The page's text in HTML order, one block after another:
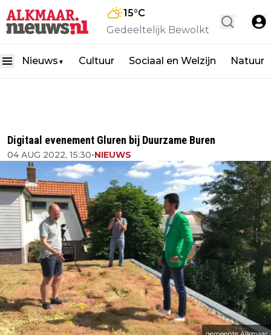
15°C
Gedeeltelijk Bewolkt
Nieuws ▼ Cultuur Sociaal en Welzijn Natuur
Digitaal evenement Gluren bij Duurzame Buren
04 AUG 2022, 15:30•NIEUWS